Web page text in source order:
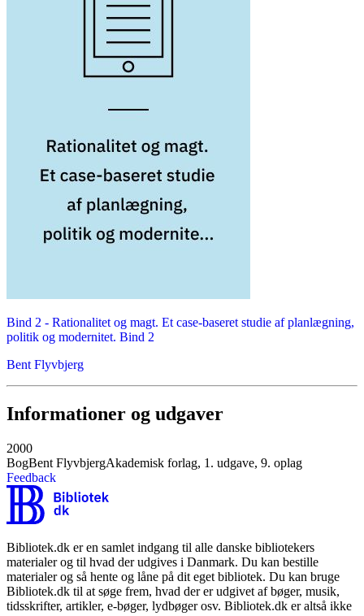
Bind 2 - Rationalitet og magt. Et case-baseret studie af planlægning,
politik og modernitet. Bind 2
Bent Flyvbjerg
Informationer og udgaver
2000
BogBent FlyvbjergAkademisk forlag, 1. udgave, 9. oplag
Feedback
Bibliotek.dk er en samlet indgang til alle danske bibliotekers
materialer og til hvad der udgives i Danmark. Du kan bestille
materialer og så hente og låne på dit eget bibliotek. Du kan bruge
Bibliotek.dk til at søge frem, hvad der er udgivet af bøger, musik,
tidsskrifter, artikler, e-bøger, lydbøger osv. Bibliotek.dk er altså ikke